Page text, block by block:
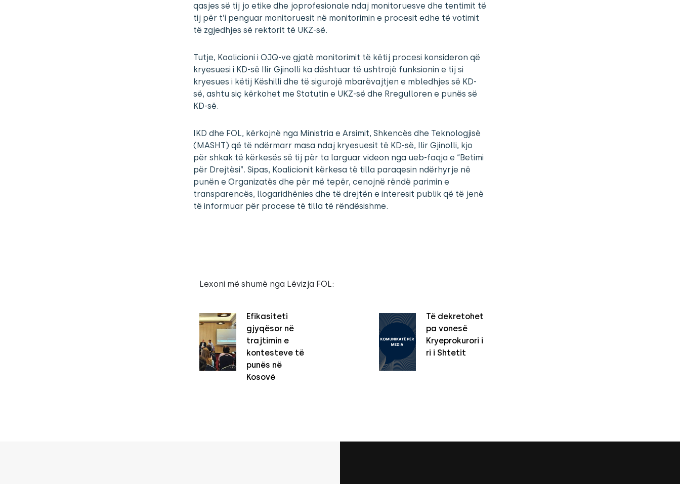
qasjes së tij jo etike dhe joprofesionale ndaj monitoruesve dhe tentimit të
tij për t’i penguar monitoruesit në monitorimin e procesit edhe të votimit
të zgjedhjes së rektorit të UKZ-së.
Tutje, Koalicioni i OJQ-ve gjatë monitorimit të këtij procesi konsideron që
kryesuesi i KD-së Ilir Gjinolli ka dështuar të ushtrojë funksionin e tij si
kryesues i këtij Këshilli dhe të sigurojë mbarëvajtjen e mbledhjes së KD-
së, ashtu siç kërkohet me Statutin e UKZ-së dhe Rregulloren e punës së
KD-së.
IKD dhe FOL, kërkojnë nga Ministria e Arsimit, Shkencës dhe Teknologjisë
(MASHT) që të ndërmarr masa ndaj kryesuesit të KD-së, Ilir Gjinolli, kjo
për shkak të kërkesës së tij për ta larguar videon nga ueb-faqja e “Betimi
për Drejtësi”. Sipas, Koalicionit kërkesa të tilla paraqesin ndërhyrje në
punën e Organizatës dhe për më tepër, cenojnë rëndë parimin e
transparencës, llogaridhënies dhe të drejtën e interesit publik që të jenë
të informuar për procese të tilla të rëndësishme.
Lexoni më shumë nga Lëvizja FOL:
Efikasiteti
gjyqësor në
trajtimin e
kontesteve të
punës në
Kosovë
Të dekretohet
pa vonesë
Kryeprokurori i
ri i Shtetit